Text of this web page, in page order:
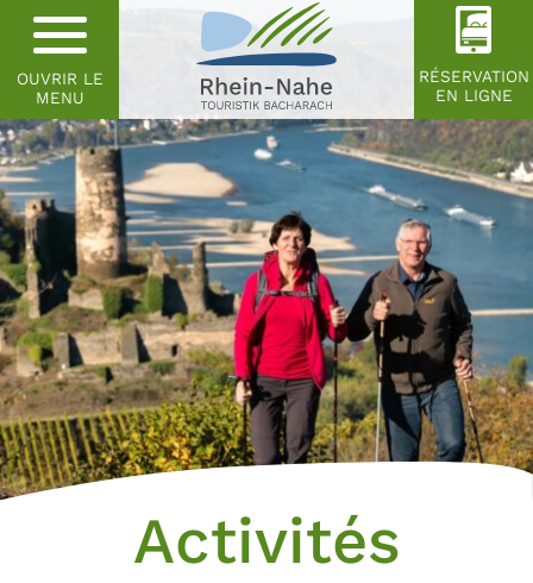
OUVRIR LE
MENU
RÉSERVATION
EN LIGNE
Activités